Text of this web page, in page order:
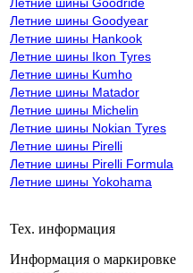
Летние шины Goodyear
Летние шины Hankook
Летние шины Ikon Tyres
Летние шины Kumho
Летние шины Matador
Летние шины Michelin
Летние шины Nokian Tyres
Летние шины Pirelli
Летние шины Pirelli Formula
Летние шины Yokohama
Тех. информация
Информация о маркировке